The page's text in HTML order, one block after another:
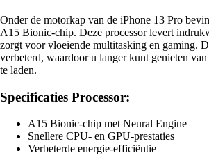
Onder de motorkap van de iPhone 13 Pro
A15 Bionic-chip. Deze processor levert
zorgt voor vloeiende multitasking en gaming.
verbeterd, waardoor u langer kunt genieten
te laden.
Specificaties Processor:
A15 Bionic-chip met Neural Engine
Snellere CPU- en GPU-prestaties
Verbeterde energie-efficiëntie